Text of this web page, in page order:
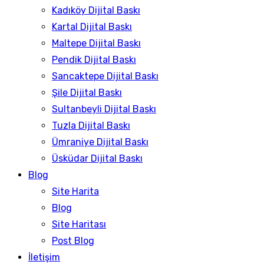
Kadıköy Dijital Baskı
Kartal Dijital Baskı
Maltepe Dijital Baskı
Pendik Dijital Baskı
Sancaktepe Dijital Baskı
Şile Dijital Baskı
Sultanbeyli Dijital Baskı
Tuzla Dijital Baskı
Ümraniye Dijital Baskı
Üsküdar Dijital Baskı
Blog
Site Harita
Blog
Site Haritası
Post Blog
İletişim